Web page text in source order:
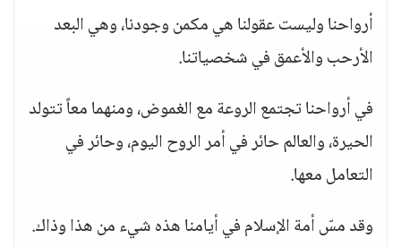
أرواحنا وليست عقولنا هي مكمن وجودنا، وهي البعد
الأرحب والأعمق في شخصياتنا.
في أرواحنا تجتمع الروعة مع الغموض، ومنهما معاً تتولد
الحيرة، والعالم حائر في أمر الروح اليوم، وحائر في
التعامل معها.
وقد مسّ أمة الإسلام في أيامنا هذه شيء من هذا وذاك.